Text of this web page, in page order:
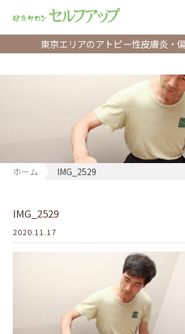
東京エリアのアトピー性皮膚炎・
ホーム IMG_2529
IMG_2529
2020.11.17